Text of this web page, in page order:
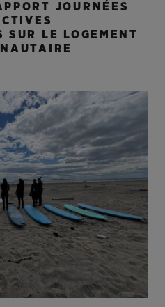
JOURNÉES
SUR LE LOGEMENT